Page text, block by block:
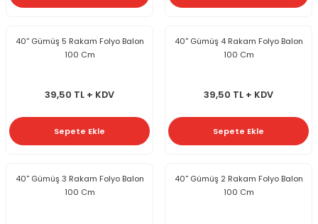
40'' Gümüş 5 Rakam Folyo Balon
100 Cm
39,50 TL + KDV
Sepete Ekle
40'' Gümüş 4 Rakam Folyo Balon
100 Cm
39,50 TL + KDV
Sepete Ekle
40'' Gümüş 3 Rakam Folyo Balon
100 Cm
40'' Gümüş 2 Rakam Folyo Balon
100 Cm